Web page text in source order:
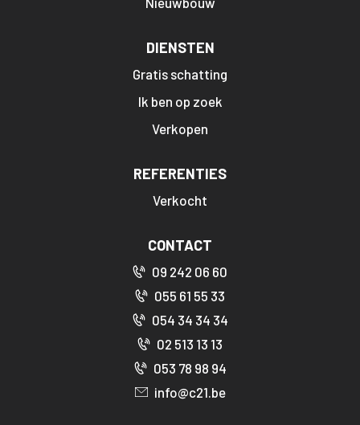
DIENSTEN
Gratis schatting
Ik ben op zoek
Verkopen
REFERENTIES
Verkocht
CONTACT
09 242 06 60
055 61 55 33
054 34 34 34
02 513 13 13
053 78 98 94
info@c21.be